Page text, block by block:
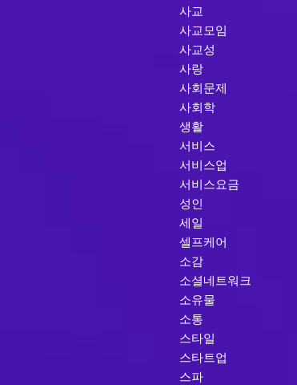
사교
사교모임
사교성
사랑
사회문제
사회학
생활
서비스
서비스업
서비스요금
성인
세일
셀프케어
소감
소셜네트워크
소유물
소통
스타일
스타트업
스파